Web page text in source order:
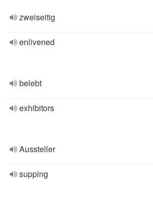
zweiseitig
enlivened
belebt
exhibitors
Aussteller
supping